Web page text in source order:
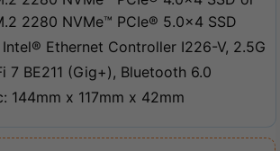
2280 NVMe™ PCIe® 5.0×4 SSD
Ethernet Controller I226-V, 2.5G
7 BE211 (Gig+), Bluetooth 6.0
144mm x 117mm x 42mm